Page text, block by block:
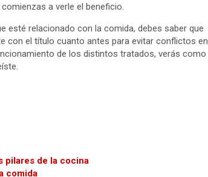
a verle el beneficio.
esté relacionado con la comida, debes saber que
con el título cuanto antes para evitar conflictos en
de los distintos tratados, verás como
pilares de la cocina
comida